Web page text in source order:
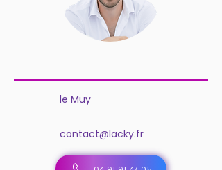
le Muy
contact@lacky.fr